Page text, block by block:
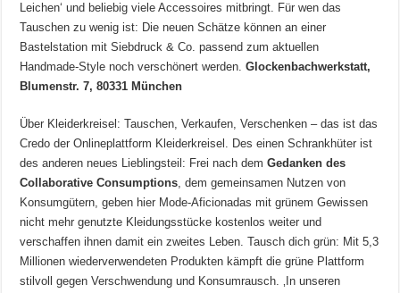
Leichen‘ und beliebig viele Accessoires mitbringt. Für wen das
Tauschen zu wenig ist: Die neuen Schätze können an einer
Bastelstation mit Siebdruck & Co. passend zum aktuellen
Handmade-Style noch verschönert werden.Glockenbachwerkstatt,
Blumenstr. 7, 80331 München
Über Kleiderkreisel: Tauschen, Verkaufen, Verschenken – das ist das
Credo der Onlineplattform Kleiderkreisel. Des einen Schrankhüter ist
des anderen neues Lieblingsteil: Frei nach demGedanken des
Collaborative Consumptions, dem gemeinsamen Nutzen von
Konsumgütern, geben hier Mode-Aficionadas mit grünem Gewissen
nicht mehr genutzte Kleidungsstücke kostenlos weiter und
verschaffen ihnen damit ein zweites Leben. Tausch dich grün: Mit 5,3
Millionen wiederverwendeten Produkten kämpft die grüne Plattform
stilvoll gegen Verschwendung und Konsumrausch. ‚In unseren